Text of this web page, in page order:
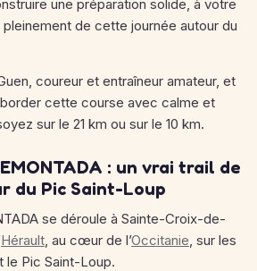
une préparation solide, à votre
de cette journée autour du
coureur et entraîneur amateur, et
cette course avec calme et
sur le 21 km ou sur le 10 km.
: un vrai trail de
du Pic Saint-Loup
se déroule à Sainte-Croix-de-
Hérault, au cœur de l’Occitanie, sur les
le Pic Saint-Loup.